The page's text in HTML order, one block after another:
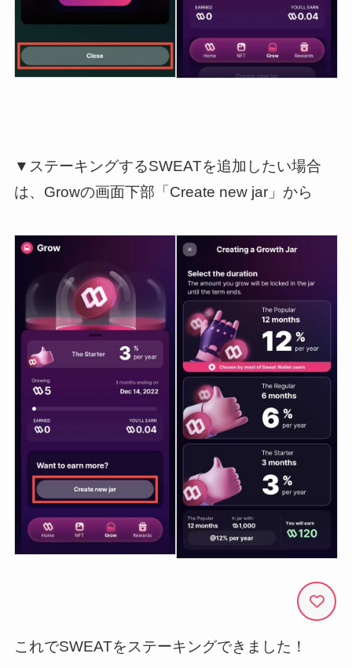
▼ステーキングするSWEATを追加したい場合
は、Growの画面下部「Create new jar」から
これでSWEATをステーキングできました！